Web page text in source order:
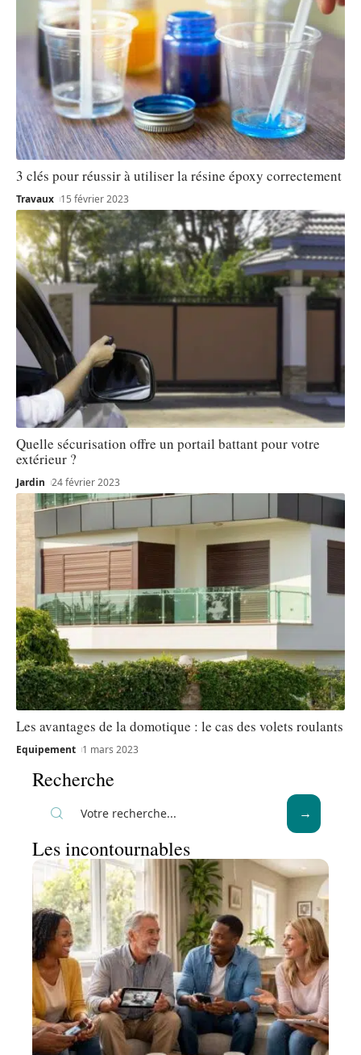
3 clés pour réussir à utiliser la résine époxy correctement
Travaux 15 février 2023
Quelle sécurisation offre un portail battant pour votre
extérieur ?
Jardin 24 février 2023
Les avantages de la domotique : le cas des volets roulants
Equipement 1 mars 2023
Recherche
Les incontournables